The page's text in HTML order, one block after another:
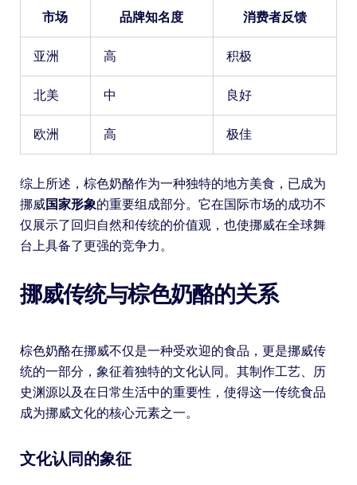
市场 品牌知名度 消费者反馈
亚洲 高 积极
北美 中 良好
欧洲 高 极佳
综上所述，棕色奶酪作为一种独特的地方美食，已成为
挪威国家形象的重要组成部分。它在国际市场的成功不
仅展示了回归自然和传统的价值观，也使挪威在全球舞
台上具备了更强的竞争力。
挪威传统与棕色奶酪的关系
棕色奶酪在挪威不仅是一种受欢迎的食品，更是挪威传
统的一部分，象征着独特的文化认同。其制作工艺、历
史渊源以及在日常生活中的重要性，使得这一传统食品
成为挪威文化的核心元素之一。
文化认同的象征